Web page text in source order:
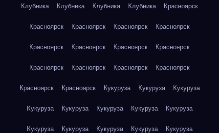
Клубника Клубника Клубника Клубника Красноярск
Красноярск Красноярск Красноярск Красноярск
Красноярск Красноярск Красноярск Красноярск
Красноярск Красноярск Красноярск Красноярск
Красноярск Красноярск Кукуруза Кукуруза Кукуруза
Кукуруза Кукуруза Кукуруза Кукуруза Кукуруза
Кукуруза Кукуруза Кукуруза Кукуруза Кукуруза